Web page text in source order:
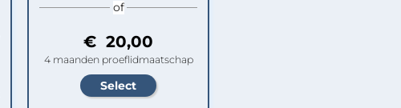
of
€ 20,00
4 maanden proeflidmaatschap